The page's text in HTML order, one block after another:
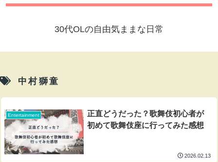
30代OLの自由気ままな日常
中村獅童
Entertainment
正直どうだった？歌舞伎初心者が
初めて歌舞伎座に行ってみた感想
2026.02.13